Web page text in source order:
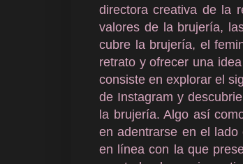
directora creativa de la
valores de la brujería,
cubre la brujería, el
retrato y ofrecer una
consiste en explorar el
de Instagram y
la brujería. Algo así
en adentrarse en el
en línea con la que